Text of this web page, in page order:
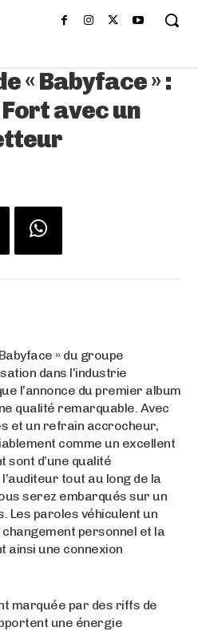
« Babyface » :
avec un
» du groupe
dans l’industrie
l’annonce du premier album
qualité remarquable. Avec
et un refrain accrocheur,
comme un excellent
sont d’une qualité
tout au long de la
serez embarqués sur un
Les paroles véhiculent un
personnel et la
ainsi une connexion
marquée par des riffs de
une énergie